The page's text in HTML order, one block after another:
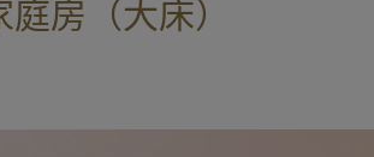
庭房（大床）